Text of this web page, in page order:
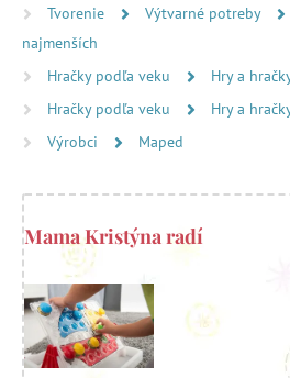
Tvorenie Výtvarné potreby
najmenších
Hračky podľa veku
Hry a
Hračky podľa veku
Hry a
Výrobci
Maped
Mama Kristýna radí